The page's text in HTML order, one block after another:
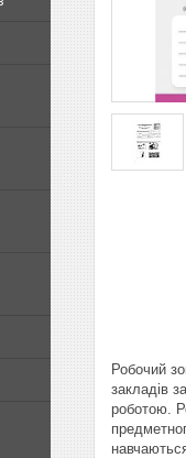
Робочий
закладів
роботою.